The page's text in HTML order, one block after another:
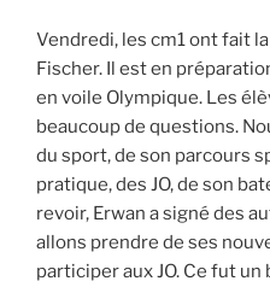
Vendredi, les cm1 ont fait
Fischer. Il est en
en voile Olympique. Les
beaucoup de questions.
du sport, de son parcours
pratique, des JO, de son
revoir, Erwan a signé des
allons prendre de ses
participer aux JO. Ce fut